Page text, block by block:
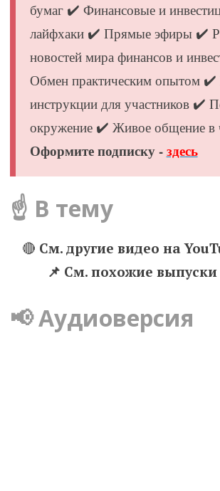
бумаг ✔️ Финансовые и
лайфхаки ✔️ Прямые эфиры ✔️
новостей мира финансов и
Обмен практическим опытом
инструкции для участников ✔️
окружение ✔️ Живое общение в
Оформите подписку -здесь
☝️ В тему
🔴 См. другие видео на
📌 Cм. похожие
📢 Аудиоверсия